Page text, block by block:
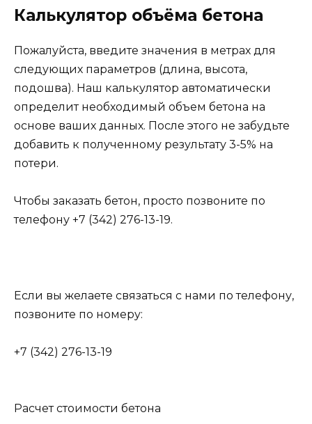
Калькулятор объёма бетона
Пожалуйста, введите значения в метрах для
следующих параметров (длина, высота,
подошва). Наш калькулятор автоматически
определит необходимый объем бетона на
основе ваших данных. После этого не забудьте
добавить к полученному результату 3-5% на
потери.
Чтобы заказать бетон, просто позвоните по
телефону +7 (342) 276-13-19.
Если вы желаете связаться с нами по телефону,
позвоните по номеру:
+7 (342) 276-13-19
Расчет стоимости бетона